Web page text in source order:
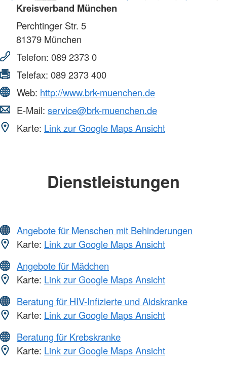
Kreisverband München
Perchtinger Str. 5
81379 München
Telefon: 089 2373 0
Telefax: 089 2373 400
Web: http://www.brk-muenchen.de
E-Mail: service@brk-muenchen.de
Karte: Link zur Google Maps Ansicht
Dienstleistungen
Angebote für Menschen mit Behinderungen
Karte: Link zur Google Maps Ansicht
Angebote für Mädchen
Karte: Link zur Google Maps Ansicht
Beratung für HIV-Infizierte und Aidskranke
Karte: Link zur Google Maps Ansicht
Beratung für Krebskranke
Karte: Link zur Google Maps Ansicht